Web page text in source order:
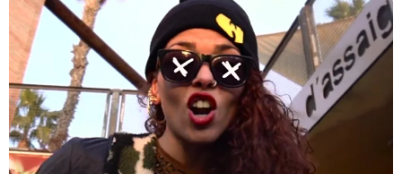
Teatre
Internet